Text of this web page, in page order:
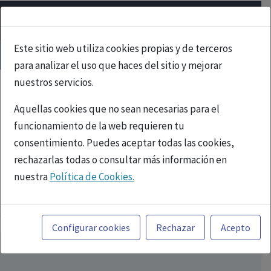
Este sitio web utiliza cookies propias y de terceros
para analizar el uso que haces del sitio y mejorar
nuestros servicios.
Aquellas cookies que no sean necesarias para el
funcionamiento de la web requieren tu
consentimiento. Puedes aceptar todas las cookies,
rechazarlas todas o consultar más información en
nuestraPolítica de Cookies.
Toda la información incluida en la Página Web está
referida a productos del mercado español y, por
tanto, dirigida a profesionales sanitarios legalmente
facultados para prescribir o dispensar medicamentos
Configurar cookies Rechazar Acepto